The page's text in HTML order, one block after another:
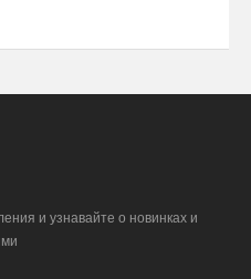
и узнавайте о новинках и